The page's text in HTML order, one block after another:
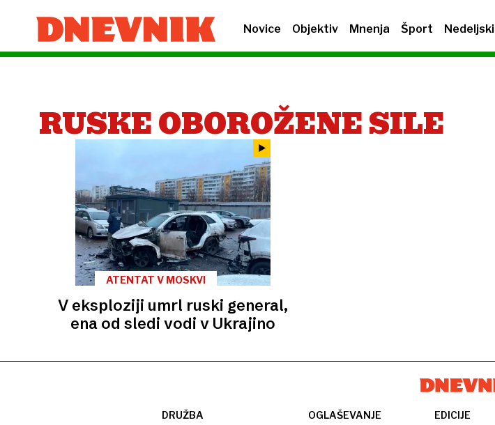
Novice Objektiv Mnenja Šport Nedeljski
RUSKE OBOROŽENE SILE
ATENTAT V MOSKVI
V eksploziji umrl ruski general,
ena od sledi vodi v Ukrajino
DRUŽBA
OGLAŠEVANJE
EDICIJE